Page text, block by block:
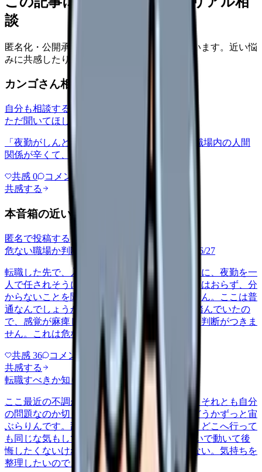
談
匿名化・公開承認済みの本音だけを表示しています。近い悩
みに共感したり、自分の状況を投稿できます。
カンゴさん相談室から共有された相談
自分も相談する
ただ聞いてほしい
「夜勤がしんどい」について相談したいです 職場内の人間
関係が辛くて、、、
共感 0 コメント
共感する
本音箱の近い投稿
匿名で投稿する
危ない職場か判断してほしい
2026/6/27
転職した先で、入職して二ヶ月も経たないうちに、夜勤を一
人で任されそうになっています。プリセプターはおらず、分
からないことを聞ける相手も日によっていません。ここは普
通なんでしょうか。 前の職場はもっと段階を踏んでいたの
で、感覚が麻痺しているのか自分が甘いのか、判断がつきま
せん。これは危ない環境なのか…
共感 36 コメント
共感する
転職すべきか知りたい
2026/6/26
ここ最近の不調が、職場の環境のせいなのか、それとも自分
の問題なのか切り分けられず、転職すべきかどうかずっと宙
ぶらりんです。辞めれば楽になる気もするし、どこへ行って
も同じな気もして、決め手がありません。 勢いで動いて後
悔したくないけれど、このまま留まる根拠もない。気持ちを
整理したいので、判断材料の集…